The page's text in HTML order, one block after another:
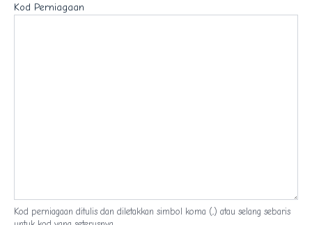
Kod Perniagaan
Kod perniagaan ditulis dan diletakkan simbol koma (,) atau selang sebaris